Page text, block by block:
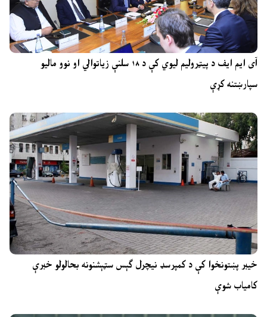
آی ایم ایف د پیټرولیم لیوي کې د ۱۸ سلنې زیاتوالي او نوو مالیو
سپارښتنه کړې
خیبر پښتونخوا کې د کمپرسډ نیچرل ګېس سټېشنونه بحالولو خبرې
کامیاب شوې